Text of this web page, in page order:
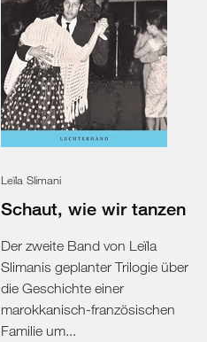
Leïla Slimani
Schaut, wie wir tanzen
Der zweite Band von Leïla
Slimanis geplanter Trilogie über
die Geschichte einer
marokkanisch-französischen
Familie um...